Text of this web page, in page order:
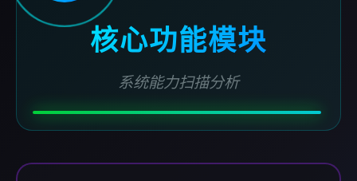
核心功能模块
系统能力扫描分析